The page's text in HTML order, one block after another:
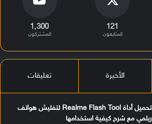
121
المتابعون
1٬300
المشتركون
الأخيرة تعليقات
تحميل أداة Realme Flash Tool لتفليش هواتف
ريلمي مع شرح كيفية استخدامها